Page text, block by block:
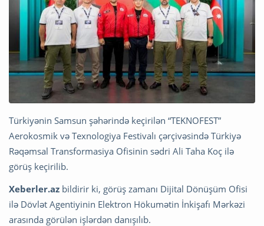
Türkiyənin Samsun şəhərində keçirilən “TEKNOFEST”
Aerokosmik və Texnologiya Festivalı çərçivəsində Türkiyə
Rəqəmsal Transformasiya Ofisinin sədri Ali Taha Koç ilə
görüş keçirilib.
Xeberler.az bildirir ki, görüş zamanı Dijital Dönüşüm Ofisi
ilə Dövlət Agentiyinin Elektron Hökumətin İnkişafı Mərkəzi
arasında görülən işlərdən danışılıb.